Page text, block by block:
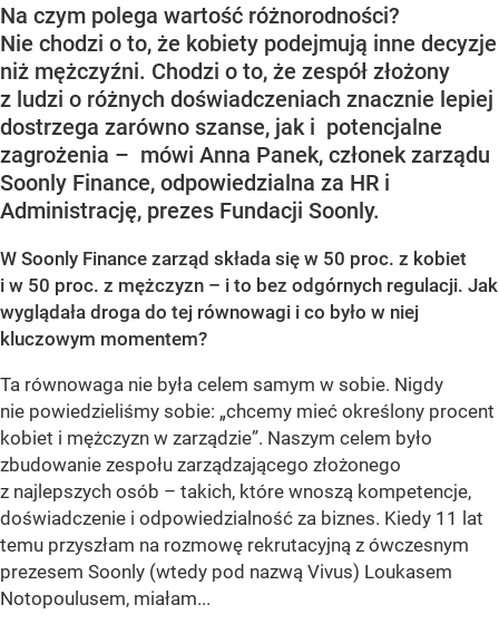
Na czym polega wartość różnorodności?
Nie chodzi o to, że kobiety podejmują inne decyzje
niż mężczyźni. Chodzi o to, że zespół złożony
z ludzi o różnych doświadczeniach znacznie lepiej
dostrzega zarówno szanse, jak i potencjalne
zagrożenia – mówi Anna Panek, członek zarządu
Soonly Finance, odpowiedzialna za HR i
Administrację, prezes Fundacji Soonly.
W Soonly Finance zarząd składa się w 50 proc. z kobiet
i w 50 proc. z mężczyzn – i to bez odgórnych regulacji. Jak
wyglądała droga do tej równowagi i co było w niej
kluczowym momentem?
Ta równowaga nie była celem samym w sobie. Nigdy
nie powiedzieliśmy sobie: „chcemy mieć określony procent
kobiet i mężczyzn w zarządzie”. Naszym celem było
zbudowanie zespołu zarządzającego złożonego
z najlepszych osób – takich, które wnoszą kompetencje,
doświadczenie i odpowiedzialność za biznes. Kiedy 11 lat
temu przyszłam na rozmowę rekrutacyjną z ówczesnym
prezesem Soonly (wtedy pod nazwą Vivus) Loukasem
Notopoulusem, miałam...